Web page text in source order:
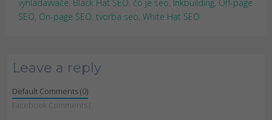
vyhladavvače Black Hat SEO čo je seo lnkbuilding Off-page
SEO On-page SEO tvorba seo White Hat SEO
Leave a reply
Default Comments (0)
Facebook Comments (